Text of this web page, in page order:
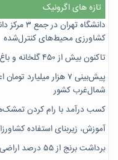
تازه های اگرونیک
دانشگاه
کشاورزی محیط‌های کنترل‌شده
تاکنون بیش از ۴۵۰ گلخانه و باغ استان یزد شناسنامه‌دار شده‌اند
پیش‌بینی ۷‌ هزار
شمال‌غرب کشور
کسب درآمد با رام کردن
آموزش، زیربنای استفاده
برداشت برنج از ۵۵ درصد اراضی شالیکاری گیلان